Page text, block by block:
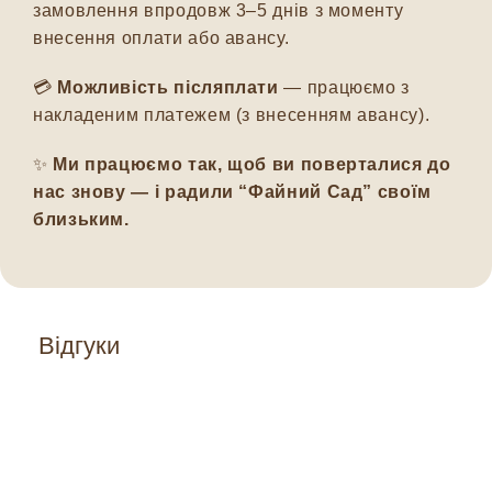
Відгуки
замовлення впродовж 3–5 днів з моменту
внесення оплати або авансу.
💳 Можливість післяплати — працюємо з
накладеним платежем (з внесенням авансу).
✨ Ми працюємо так, щоб ви поверталися до
нас знову — і радили “Файний Сад” своїм
близьким.